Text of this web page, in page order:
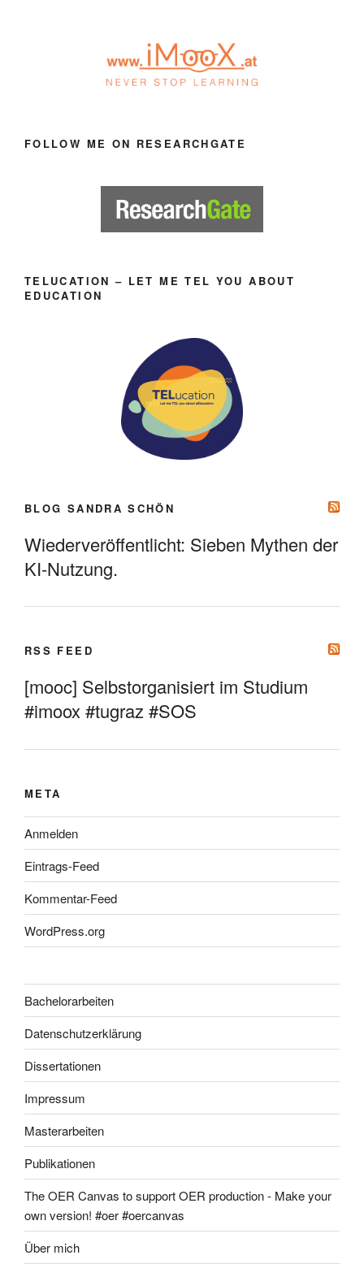
FOLLOW ME ON RESEARCHGATE
TELUCATION – LET ME TEL YOU ABOUT
EDUCATION
BLOG SANDRA SCHÖN
Wiederveröffentlicht: Sieben Mythen der
KI-Nutzung.
RSS FEED
[mooc] Selbstorganisiert im Studium
#imoox #tugraz #SOS
META
Anmelden
Eintrags-Feed
Kommentar-Feed
WordPress.org
Bachelorarbeiten
Datenschutzerklärung
Dissertationen
Impressum
Masterarbeiten
Publikationen
The OER Canvas to support OER production - Make your
own version! #oer #oercanvas
Über mich